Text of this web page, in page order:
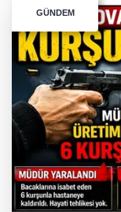
GÜNDEM